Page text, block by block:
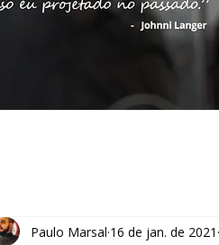
Paulo Marsal 16 de jan. de 2021